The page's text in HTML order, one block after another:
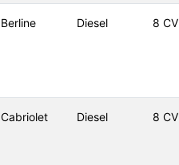
Berline Diesel 8 CV
Cabriolet Diesel 8 CV